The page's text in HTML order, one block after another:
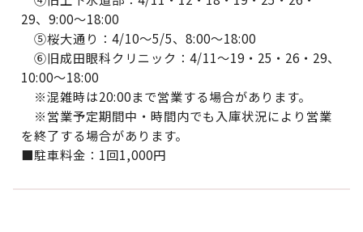
29、9:00～18:00
⑤桜大通り：4/10～5/5、8:00～18:00
⑥旧成田眼科クリニック：4/11～19・25・26・29、
10:00～18:00
※混雑時は20:00まで営業する場合があります。
※営業予定期間中・時間内でも入庫状況により営業
を終了する場合があります。
■駐車料金：1回1,000円